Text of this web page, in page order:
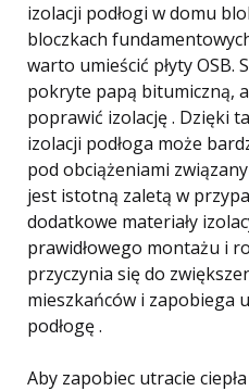
izolacji podłogi w domu
bloczkach
warto umieścić płyty OSB.
pokryte papą bitumiczną,
poprawić izolację . Dzięki
izolacji podłoga może
pod obciążeniami
jest istotną zaletą w
dodatkowe materiały
prawidłowego montażu i
przyczynia się do
mieszkańców i zapobiega
podłogę .
Aby zapobiec utracie